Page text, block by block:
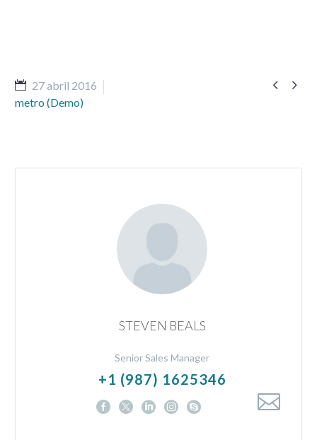
 
27 abril 2016
metro (Demo)
STEVEN BEALS
Senior Sales Manager
+1 (987) 1625346